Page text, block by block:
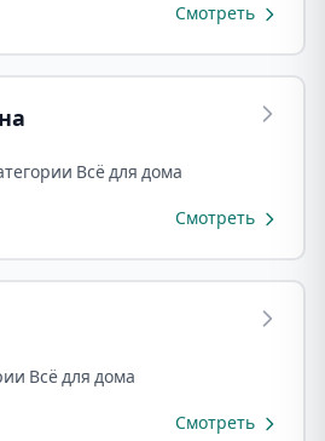
Смотреть
Всё для дома
Смотреть
Всё для дома
Смотреть